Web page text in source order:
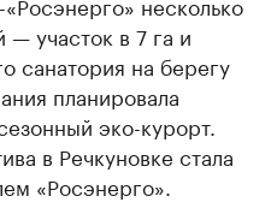
участок в 7 га и
санатория на берегу
планировала
эко-курорт.
в Речкуновке стала
«Росэнерго».